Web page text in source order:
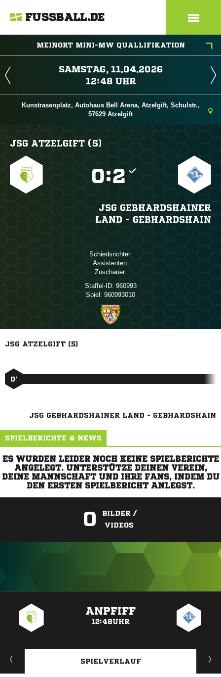
FUSSBALL.DE
MEINORT MINI-MW QUALLIFIKATION
 
 
Kunstrasenplatz, Autohaus Bell Arena, Atzelgift, Schulstr.,
57629 Atzelgift
JSG ATZELGIFT (5)
:
JSG GEBHARDSHAINER
LAND - GEBHARDSHAIN
Schiedsrichter:
Assistenten:
Zuschauer:
Staffel-ID: 960993
Spiel: 960993010
JSG ATZELGIFT (5)
0’
JSG GEBHARDSHAINER LAND - GEBHARDSHAIN
SPIELBERICHTE & NEWS
ES WURDEN LEIDER NOCH KEINE SPIELBERICHTE
ANGELEGT. UNTERSTÜTZE DEINEN VEREIN,
DEINE MANNSCHAFT UND IHRE FANS, INDEM DU
DEN ERSTEN SPIELBERICHT ANLEGST.
0
BILDER /
VIDEOS
ANPFIFF
12:48UHR
SPIELVERLAUF